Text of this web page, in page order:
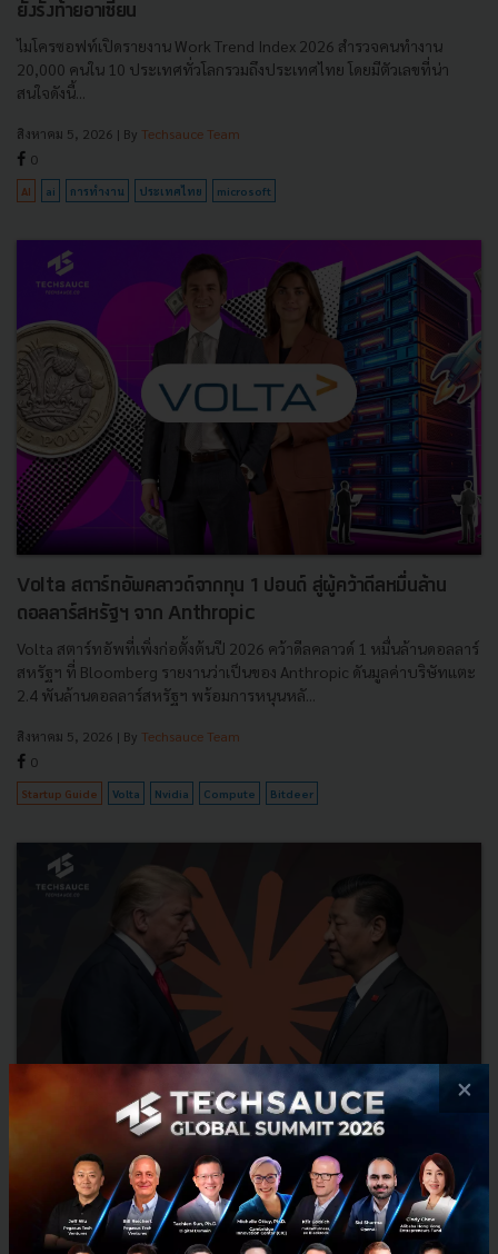
ยังรั้งท้ายอาเซียน
ไมโครซอฟท์เปิดรายงาน Work Trend Index 2026 สำรวจคนทำงาน
20,000 คนใน 10 ประเทศทั่วโลกรวมถึงประเทศไทย โดยมีตัวเลขที่น่า
สนใจดังนี้...
สิงหาคม 5, 2026 | By Techsauce Team
0
AI ai การทำงาน ประเทศไทย microsoft
Volta สตาร์ทอัพคลาวด์จากทุน 1 ปอนด์ สู่ผู้คว้าดีลหมื่นล้าน
ดอลลาร์สหรัฐฯ จาก Anthropic
Volta สตาร์ทอัพที่เพิ่งก่อตั้งต้นปี 2026 คว้าดีลคลาวด์ 1 หมื่นล้านดอลลาร์
สหรัฐฯ ที่ Bloomberg รายงานว่าเป็นของ Anthropic ดันมูลค่าบริษัทแตะ
2.4 พันล้านดอลลาร์สหรัฐฯ พร้อมการหนุนหลั...
สิงหาคม 5, 2026 | By Techsauce Team
0
Startup Guide Volta Nvidia Compute Bitdeer
จีนยอมรับ ‘กลัว Mythos’ จะถูกสหรัฐฯ ใช้โจมตีเศรษฐกิจ ตั้ง
คำถาม เหตุใด Anthropic ถึงพยายามปิดกั้นไม่ให้ฝั่งจีนเข้าถึง
โมเดล
×